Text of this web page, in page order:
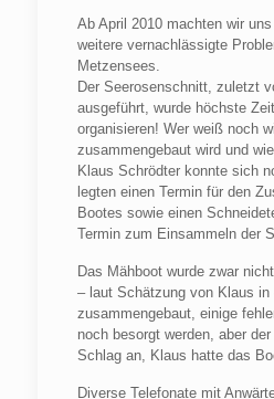
Ab April 2010 machten wir
weitere vernachlässigte
Metzensees.
Der Seerosenschnitt, zuletzt
ausgeführt, wurde höchste
organisieren! Wer weiß noch
zusammengebaut wird und
Klaus Schrödter konnte sich
legten einen Termin für den
Bootes sowie einen
Termin zum Einsammeln der
Das Mähboot wurde zwar
– laut Schätzung von Klaus in
zusammengebaut, einige
noch besorgt werden, aber
Schlag an, Klaus hatte das
Diverse Telefonate mit